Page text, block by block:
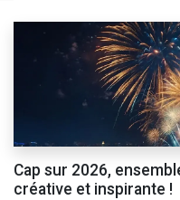
Cap sur 2026,
créative et inspirante !